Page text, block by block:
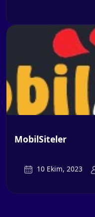
MobilSiteler
10 Ekim, 2023